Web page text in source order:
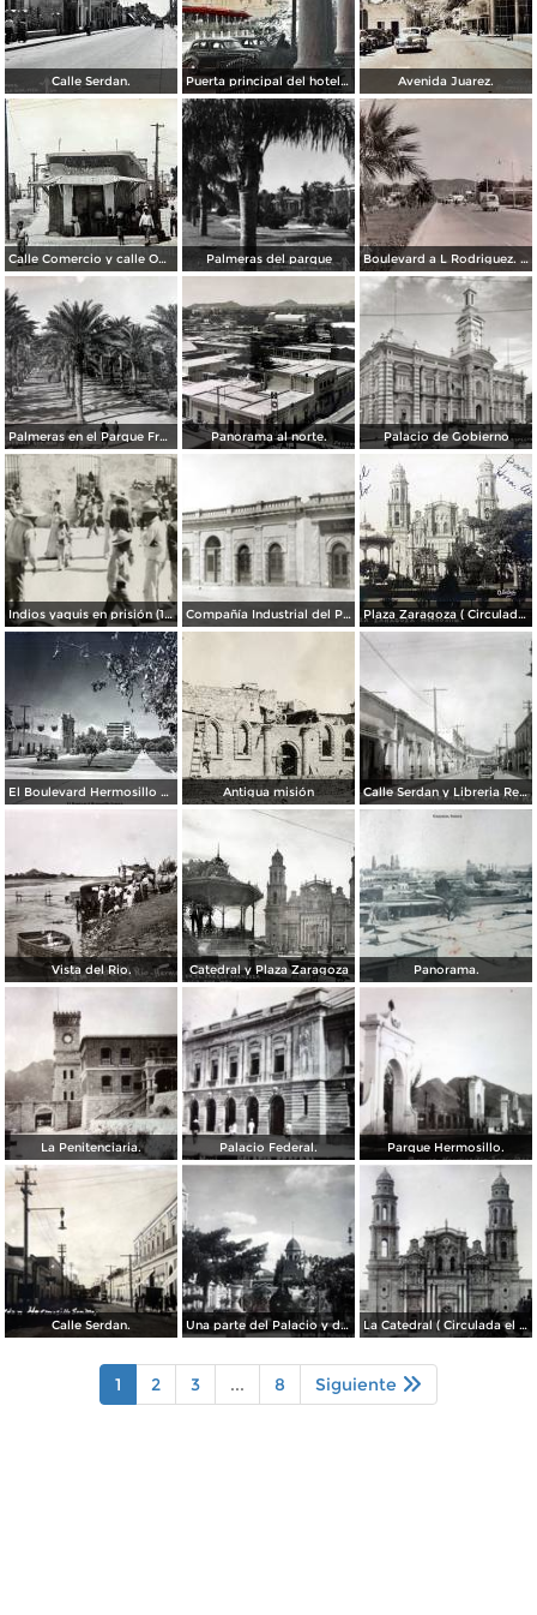
Calle Serdan. Puerta principal del hotel Ramos. ( Circulada el 29 de Enero de 1942 ). Avenida Juarez.
Calle Comercio y calle Obregon. Palmeras del parque Boulevard a L Rodriguez. ( Circulada el 7 de Agosto de 1961 ).
Palmeras en el Parque Francisco I Madero. Panorama al norte. Palacio de Gobierno
Indios yaquis en prisión (1908) Compañía Industrial del Pacífico (1908) Plaza Zaragoza ( Circulada el 27 de Enero de 1913 ).
El Boulevard Hermosillo Sonora. Antigua misión Calle Serdan y Libreria Renacimiento.
Vista del Rio. Catedral y Plaza Zaragoza Panorama.
La Penitenciaria. Palacio Federal. Parque Hermosillo.
Calle Serdan. Una parte del Palacio y de la Plaza ( Circulada el 9 de Enero de 1911 ). La Catedral ( Circulada el 9 de Enero de 1911 ).
1 2 3 ... 8 Siguiente